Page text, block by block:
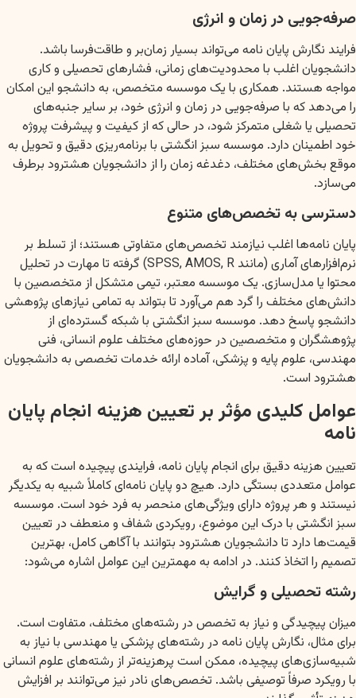
صرفه‌جویی در زمان و انرژی
فرایند نگارش پایان نامه می‌تواند بسیار زمان‌بر و طاقت‌فرسا باشد.
دانشجویان اغلب با محدودیت‌های زمانی، فشارهای تحصیلی و کاری
مواجه هستند. همکاری با یک موسسه متخصص، به دانشجو این امکان
را می‌دهد که با صرفه‌جویی در زمان و انرژی خود، بر سایر جنبه‌های
تحصیلی یا شغلی متمرکز شود، در حالی که از کیفیت و پیشرفت پروژه
خود اطمینان دارد. موسسه سبز انگشتی با برنامه‌ریزی دقیق و تحویل به
موقع بخش‌های مختلف، دغدغه زمان را از دانشجویان هشترود برطرف
می‌سازد.
دسترسی به تخصص‌های متنوع
پایان نامه‌ها اغلب نیازمند تخصص‌های متفاوتی هستند؛ از تسلط بر
نرم‌افزارهای آماری (مانند SPSS, AMOS, R) گرفته تا مهارت در تحلیل
محتوا یا مدل‌سازی. یک موسسه معتبر، تیمی متشکل از متخصصین با
دانش‌های مختلف را گرد هم می‌آورد تا بتواند به تمامی نیازهای پژوهشی
دانشجو پاسخ دهد. موسسه سبز انگشتی با شبکه گسترده‌ای از
پژوهشگران و متخصصین در حوزه‌های مختلف علوم انسانی، فنی
مهندسی، علوم پایه و پزشکی، آماده ارائه خدمات تخصصی به دانشجویان
هشترود است.
عوامل کلیدی مؤثر بر تعیین هزینه انجام پایان
نامه
تعیین هزینه دقیق برای انجام پایان نامه، فرایندی پیچیده است که به
عوامل متعددی بستگی دارد. هیچ دو پایان نامه‌ای کاملاً شبیه به یکدیگر
نیستند و هر پروژه دارای ویژگی‌های منحصر به فرد خود است. موسسه
سبز انگشتی با درک این موضوع، رویکردی شفاف و منعطف در تعیین
قیمت‌ها دارد تا دانشجویان هشترود بتوانند با آگاهی کامل، بهترین
تصمیم را اتخاذ کنند. در ادامه به مهمترین این عوامل اشاره می‌شود:
رشته تحصیلی و گرایش
میزان پیچیدگی و نیاز به تخصص در رشته‌های مختلف، متفاوت است.
برای مثال، نگارش پایان نامه در رشته‌های پزشکی یا مهندسی با نیاز به
شبیه‌سازی‌های پیچیده، ممکن است پرهزینه‌تر از رشته‌های علوم انسانی
با رویکرد صرفاً توصیفی باشد. تخصص‌های نادر نیز می‌توانند بر افزایش